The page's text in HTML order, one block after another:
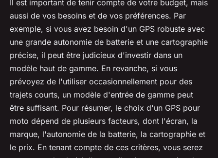
Il est important de tenir compte de votre budget, mais
aussi de vos besoins et de vos préférences. Par
exemple, si vous avez besoin d'un GPS robuste avec
une grande autonomie de batterie et une cartographie
précise, il peut être judicieux d'investir dans un
modèle haut de gamme. En revanche, si vous
prévoyez de l'utiliser occasionnellement pour des
trajets courts, un modèle d'entrée de gamme peut
être suffisant. Pour résumer, le choix d'un GPS pour
moto dépend de plusieurs facteurs, dont l'écran, la
marque, l'autonomie de la batterie, la cartographie et
le prix. En tenant compte de ces critères, vous serez